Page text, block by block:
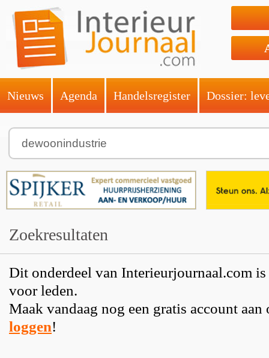
Nieuws Agenda Handelsregister Dossier:
Zoekresultaten
Dit onderdeel van Interieurjournaal.com
voor leden.
Maak vandaag nog een gratis account
loggen!